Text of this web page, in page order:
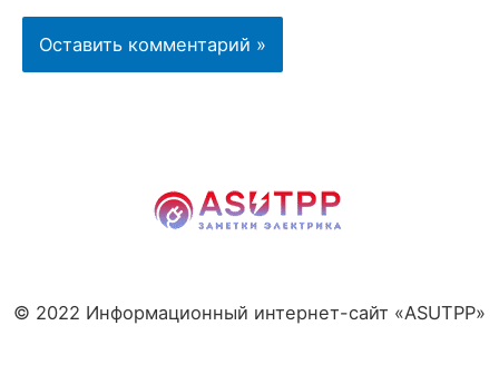
© 2022 Информационный интернет-сайт «ASUTPP»